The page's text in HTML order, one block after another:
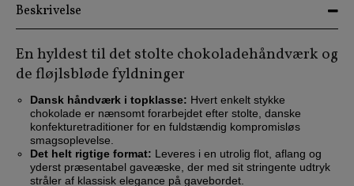
Beskrivelse
En hyldest til det stolte chokoladehåndværk og
de fløjlsbløde fyldninger
Dansk håndværk i topklasse: Hvert enkelt stykke
chokolade er nænsomt forarbejdet efter stolte, danske
konfekturetraditioner for en fuldstændig kompromisløs
smagsoplevelse.
Det helt rigtige format: Leveres i en utrolig flot, aflang og
yderst præsentabel gaveæske, der med sit stringente udtryk
stråler af klassisk elegance på gavebordet.